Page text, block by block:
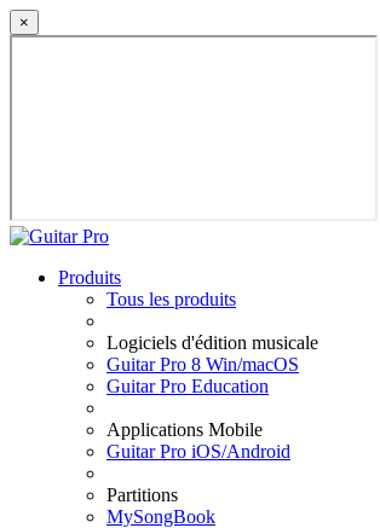
×
Produits
Tous les produits
Logiciels d'édition musicale
Guitar Pro 8 Win/macOS
Guitar Pro Education
Applications Mobile
Guitar Pro iOS/Android
Partitions
MySongBook